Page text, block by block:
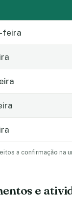
feira
a confirmação na
e